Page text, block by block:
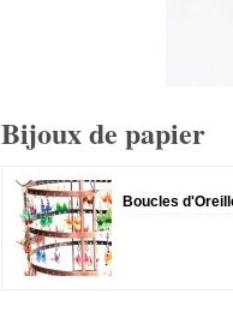
Bijoux de papier
Boucles